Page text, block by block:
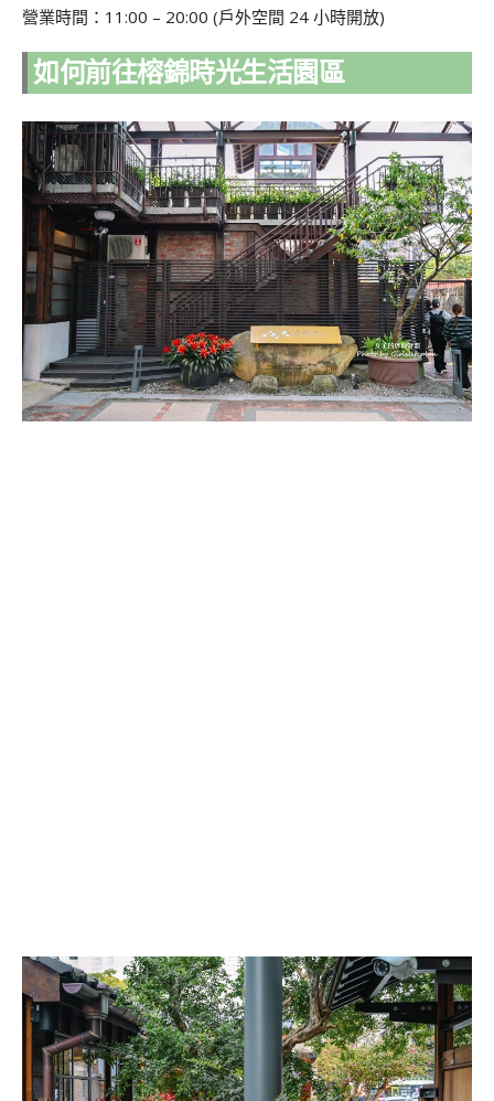
營業時間：11:00 – 20:00 (戶外空間 24 小時開放)
如何前往榕錦時光生活園區